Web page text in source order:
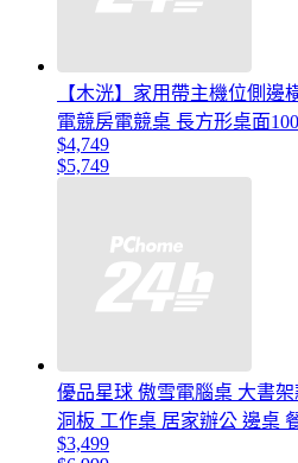
【木洸】家用帶主機位側邊
電競房電競桌 長方形桌面
$4,749
$5,749
優品星球 傲雪電腦桌 大書
洞板 工作桌 居家辦公 邊桌
$3,499